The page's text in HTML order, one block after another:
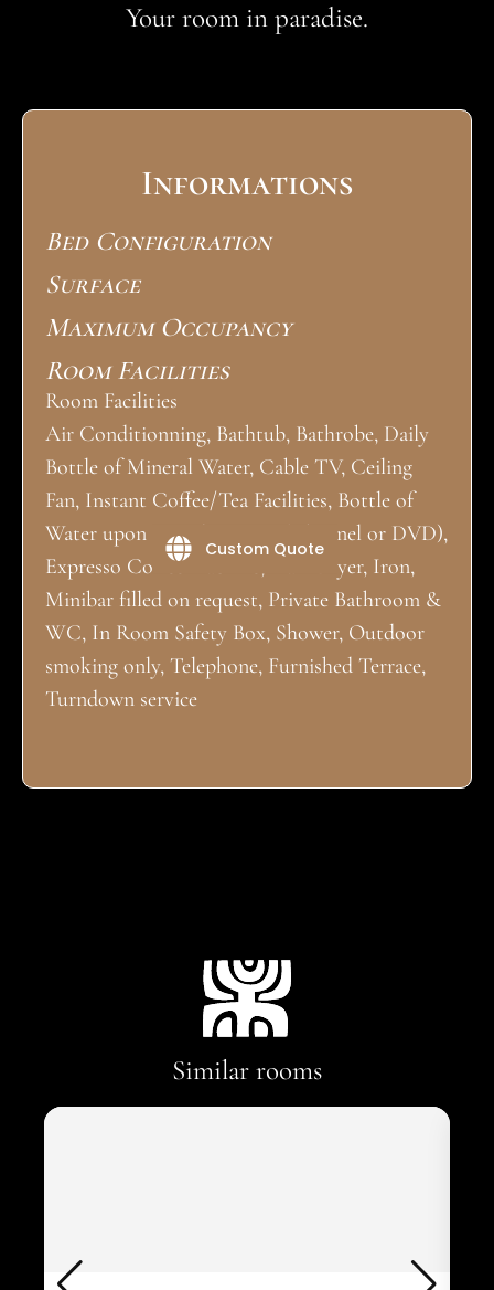
Your room in paradise.
Informations
Bed Configuration
Surface
Maximum Occupancy
Room Facilities
Room Facilities
Air Conditionning, Bathtub, Bathrobe, Daily
Bottle of Mineral Water, Cable TV, Ceiling
Fan, Instant Coffee/Tea Facilities, Bottle of
Water upon arrival, Movies (Channel or DVD),
Expresso Coffee machine, Hair Dryer, Iron,
Minibar filled on request, Private Bathroom &
WC, In Room Safety Box, Shower, Outdoor
smoking only, Telephone, Furnished Terrace,
Turndown service
Similar rooms
Custom Quote